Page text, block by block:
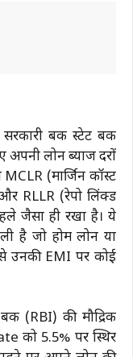
बैंक स्टेट बैंक
लोन ब्याज दरों
(मार्जिन कॉस्ट
RLLR (रेपो लिंक्ड
जैसा ही रखा है। ये
है जो होम लोन या
उनकी EMI पर कोई
(RBI) की मौद्रिक
को 5.5% पर स्थिर